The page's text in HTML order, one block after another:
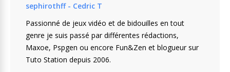
sephirothff - Cedric T
Passionné de jeux vidéo et de bidouilles en tout
genre je suis passé par différentes rédactions,
Maxoe, Pspgen ou encore Fun&Zen et blogueur sur
Tuto Station depuis 2006.